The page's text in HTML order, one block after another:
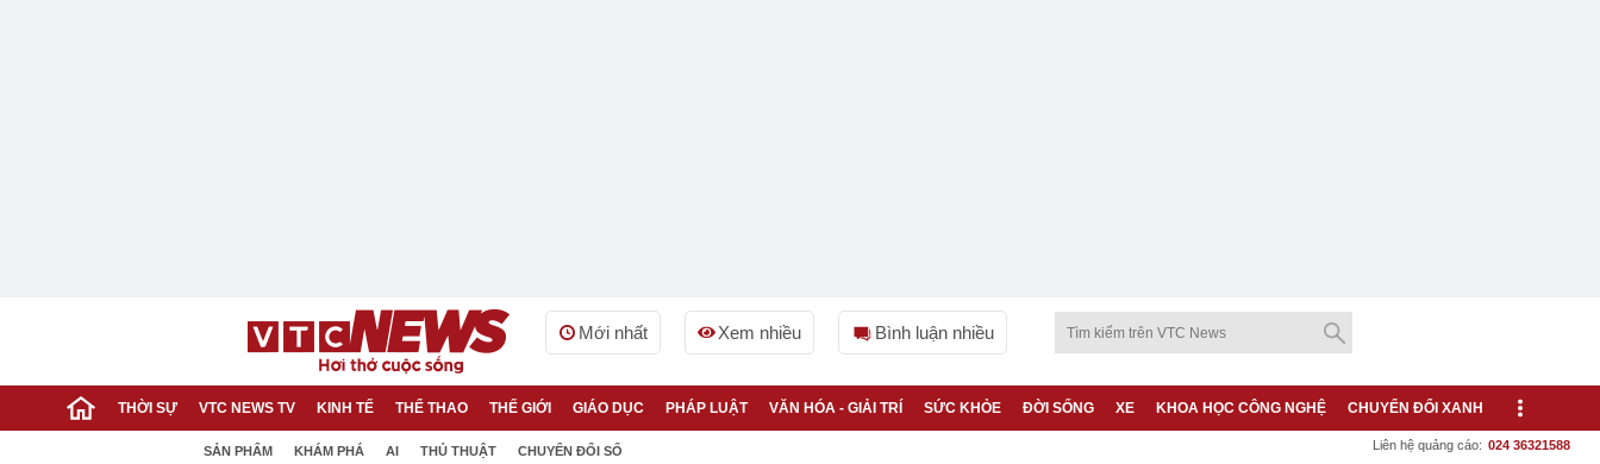
Mới nhất Xem nhiều Bình luận nhiều
THỜI SỰ VTC NEWS TV KINH TẾ THỂ THAO THẾ GIỚI GIÁO DỤC PHÁP LUẬT VĂN HÓA - GIẢI TRÍ SỨC KHỎE ĐỜI SỐNG XE KHOA HỌC CÔNG NGHỆ CHUYỂN ĐỔI XANH
SẢN PHẨM KHÁM PHÁ AI THỦ THUẬT CHUYỂN ĐỔI SỐ Liên hệ quảng cáo: 024 36321588